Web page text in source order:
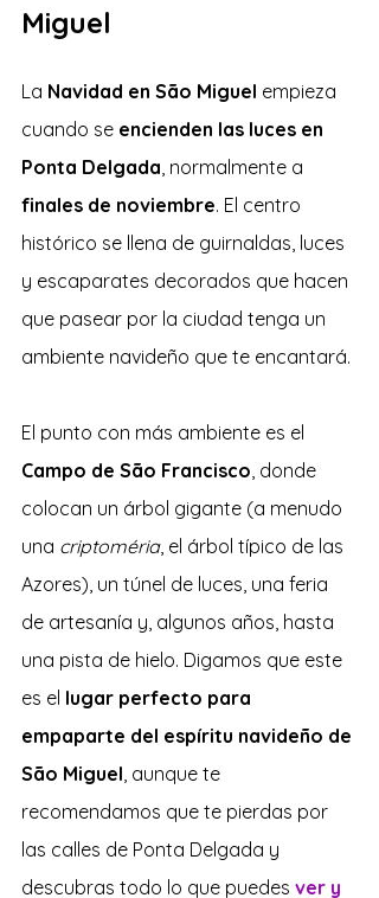
Miguel
La Navidad en São Miguel empieza
cuando se encienden las luces en
Ponta Delgada, normalmente a
finales de noviembre. El centro
histórico se llena de guirnaldas, luces
y escaparates decorados que hacen
que pasear por la ciudad tenga un
ambiente navideño que te encantará.
El punto con más ambiente es el
Campo de São Francisco, donde
colocan un árbol gigante (a menudo
una criptoméria, el árbol típico de las
Azores), un túnel de luces, una feria
de artesanía y, algunos años, hasta
una pista de hielo. Digamos que este
es el lugar perfecto para
empaparte del espíritu navideño de
São Miguel, aunque te
recomendamos que te pierdas por
las calles de Ponta Delgada y
descubras todo lo que puedes ver y